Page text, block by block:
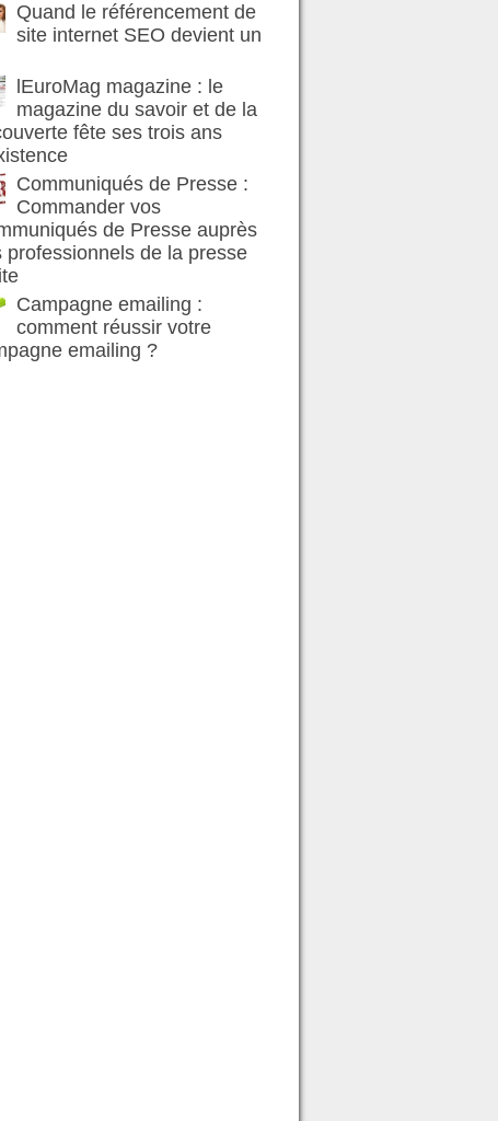
Quand le référencement de
site internet SEO devient un
lEuroMag magazine : le
magazine du savoir et de la
fête ses trois ans
Communiqués de Presse :
Commander vos
de Presse auprès
professionnels de la presse
Campagne emailing :
comment réussir votre
emailing ?